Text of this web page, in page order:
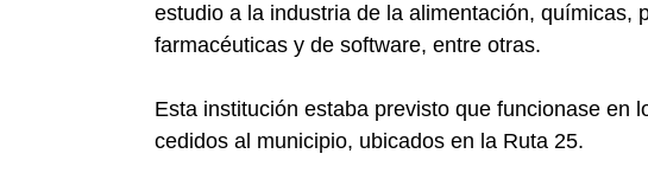
estudio a la industria de la alimentación, químicas,
farmacéuticas y de software, entre otras.
Esta institución estaba previsto que funcionase en
cedidos al municipio, ubicados en la Ruta 25.